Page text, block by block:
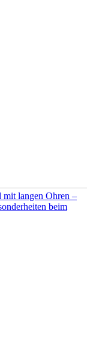
langen Ohren –
beim